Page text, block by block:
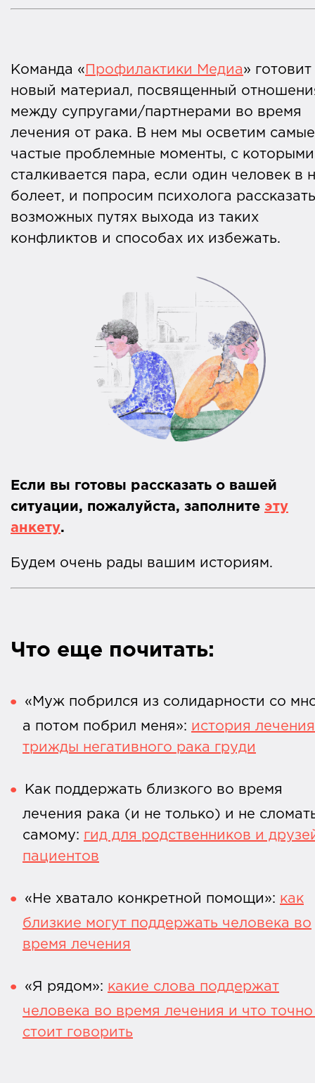
Команда « Профилактики Медиа» готовит
новый материал, посвященный
между супругами/партнерами во время
лечения от рака. В нем мы осветим самые
частые проблемные моменты, с которыми
сталкивается пара, если один человек в
болеет, и попросим психолога
возможных путях выхода из таких
конфликтов и способах их избежать.
Если вы готовы рассказать о вашей
ситуации, пожалуйста, заполните эту
анкету.
Будем очень рады вашим историям.
Что еще почитать:
«Муж побрился из солидарности со
а потом побрил меня»: история лечения
трижды негативного рака груди
Как поддержать близкого во время
лечения рака (и не только) и не
самому: гид для родственников и
пациентов
«Не хватало конкретной помощи»: как
близкие могут поддержать человека во
время лечения
«Я рядом»: какие слова поддержат
человека во время лечения и что
стоит говорить